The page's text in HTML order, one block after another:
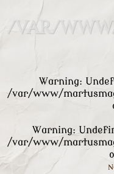
/var/
Warning:
/var/www/
Warning:
/var/www/